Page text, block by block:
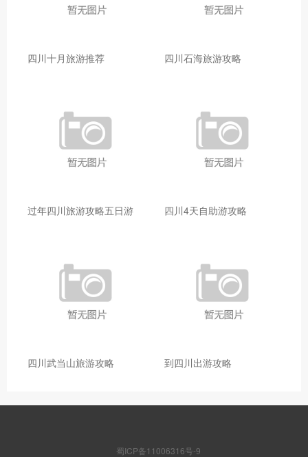
四川十月旅游推荐 四川石海旅游攻略
过年四川旅游攻略五日游 四川4天自助游攻略
四川武当山旅游攻略 到四川出游攻略
蜀ICP备11006316号-9